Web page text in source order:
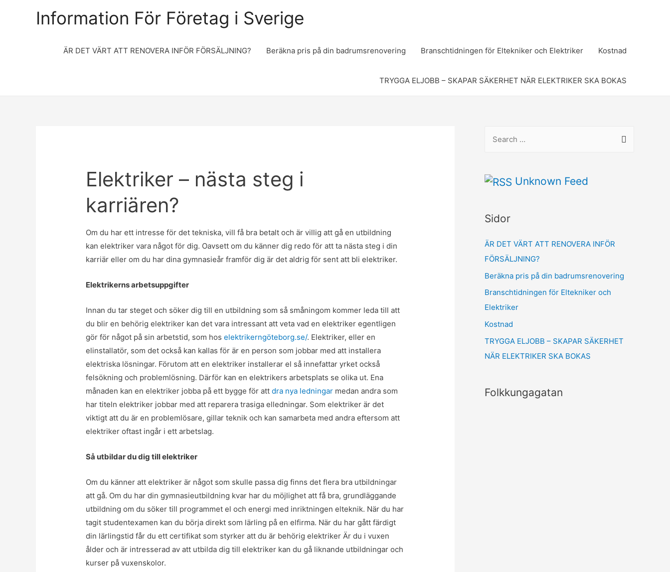
Information För Företag i Sverige
ÄR DET VÄRT ATT RENOVERA INFÖR FÖRSÄLJNING? Beräkna pris på din badrumsrenovering Branschtidningen för Eltekniker och Elektriker Kostnad
TRYGGA ELJOBB – SKAPAR SÄKERHET NÄR ELEKTRIKER SKA BOKAS
Elektriker – nästa steg i
karriären?
Om du har ett intresse för det tekniska, vill få bra betalt och är villig att gå en utbildning
kan elektriker vara något för dig. Oavsett om du känner dig redo för att ta nästa steg i din
karriär eller om du har dina gymnasieår framför dig är det aldrig för sent att bli elektriker.
Elektrikerns arbetsuppgifter
Innan du tar steget och söker dig till en utbildning som så småningom kommer leda till att
du blir en behörig elektriker kan det vara intressant att veta vad en elektriker egentligen
gör för något på sin arbetstid, som hoselektrikerngöteborg.se/. Elektriker, eller en
elinstallatör, som det också kan kallas för är en person som jobbar med att installera
elektriska lösningar. Förutom att en elektriker installerar el så innefattar yrket också
felsökning och problemlösning. Därför kan en elektrikers arbetsplats se olika ut. Ena
månaden kan en elektriker jobba på ett bygge för attdra nya ledningar medan andra som
har titeln elektriker jobbar med att reparera trasiga elledningar. Som elektriker är det
viktigt att du är en problemlösare, gillar teknik och kan samarbeta med andra eftersom att
elektriker oftast ingår i ett arbetslag.
Så utbildar du dig till elektriker
Om du känner att elektriker är något som skulle passa dig finns det flera bra utbildningar
att gå. Om du har din gymnasieutbildning kvar har du möjlighet att få bra, grundläggande
utbildning om du söker till programmet el och energi med inriktningen elteknik. När du har
tagit studentexamen kan du börja direkt som lärling på en elfirma. När du har gått färdigt
din lärlingstid får du ett certifikat som styrker att du är behörig elektriker Är du i vuxen
ålder och är intresserad av att utbilda dig till elektriker kan du gå liknande utbildningar och
kurser på vuxenskolor.
r
f
o
Unknown Feed
Sidor
ÄR DET VÄRT ATT RENOVERA INFÖR
FÖRSÄLJNING?
Beräkna pris på din badrumsrenovering
Branschtidningen för Eltekniker och
Elektriker
Kostnad
TRYGGA ELJOBB – SKAPAR SÄKERHET
NÄR ELEKTRIKER SKA BOKAS
Folkkungagatan